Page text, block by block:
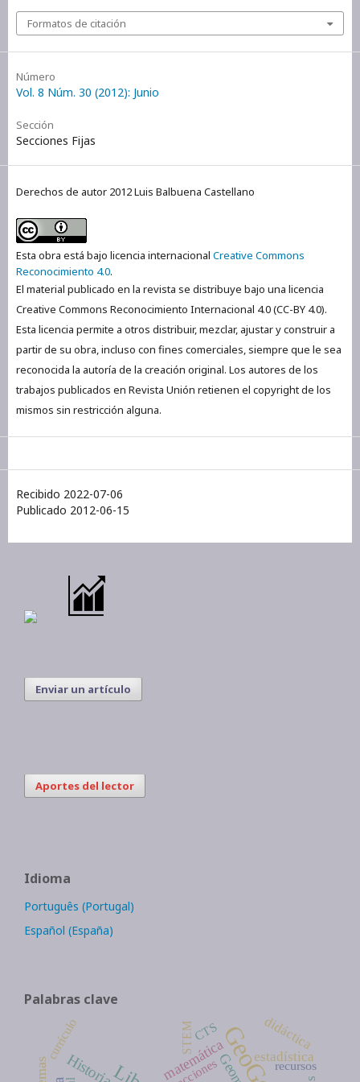
Formatos de citación
Número
Vol. 8 Núm. 30 (2012): Junio
Sección
Secciones Fijas
Derechos de autor 2012 Luis Balbuena Castellano
Esta obra está bajo licencia internacional Creative Commons
Reconocimiento 4.0.
El material publicado en la revista se distribuye bajo una licencia
Creative Commons Reconocimiento Internacional 4.0 (CC-BY 4.0).
Esta licencia permite a otros distribuir, mezclar, ajustar y construir a
partir de su obra, incluso con fines comerciales, siempre que le sea
reconocida la autoría de la creación original. Los autores de los
trabajos publicados en Revista Unión retienen el copyright de los
mismos sin restricción alguna.
Recibido 2022-07-06
Publicado 2012-06-15
Enviar un artículo
Aportes del lector
Idioma
Português (Portugal)
Español (España)
Palabras clave
Historia matemática estadística
didáctica
STEM
currículo
recursos
CTS